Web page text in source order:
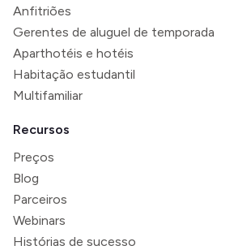
Anfitriões
Gerentes de aluguel de temporada
Aparthotéis e hotéis
Habitação estudantil
Multifamiliar
Recursos
Preços
Blog
Parceiros
Webinars
Histórias de sucesso